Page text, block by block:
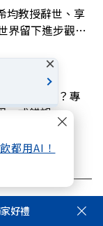
都用AI！
均教授辭世、享
界留下進步觀念
教下一代？專
」式錯誤
好禮
×